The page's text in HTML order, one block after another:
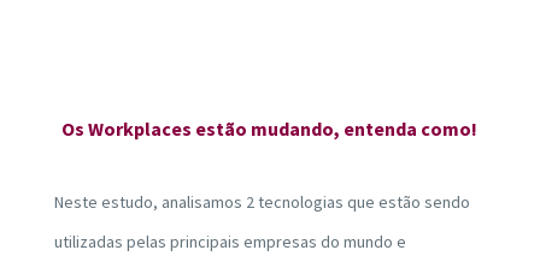
Os Workplaces estão mudando, entenda como!
Neste estudo, analisamos 2 tecnologias que estão sendo
utilizadas pelas principais empresas do mundo e